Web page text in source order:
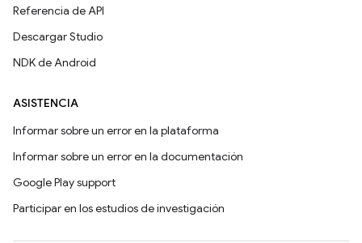
Referencia de API
Descargar Studio
NDK de Android
ASISTENCIA
Informar sobre un error en la plataforma
Informar sobre un error en la documentación
Google Play support
Participar en los estudios de investigación